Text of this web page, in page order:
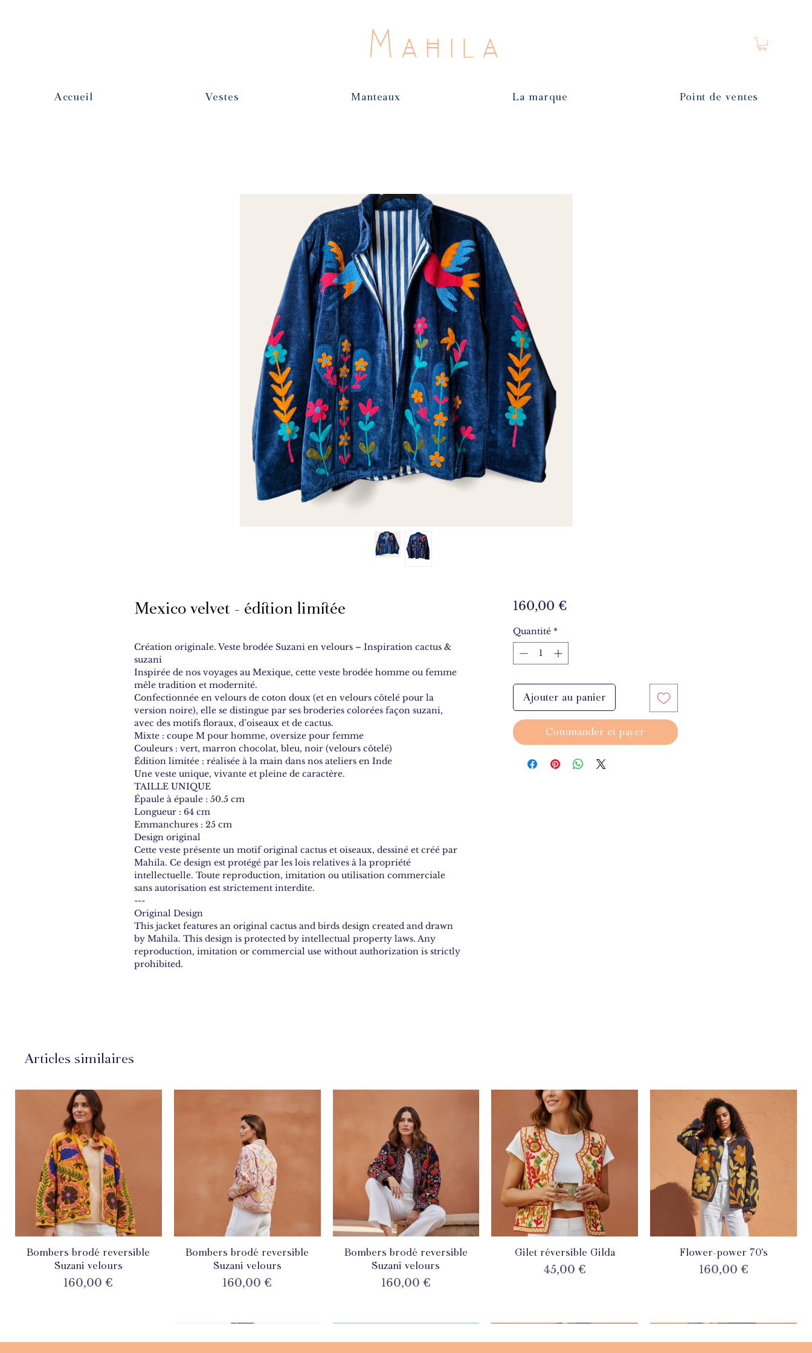
Mahila
Accueil Vestes Manteaux La marque Point de ventes
Mexico velvet - édition limitée
Création originale. Veste brodée Suzani en velours – Inspiration cactus &
suzani
Inspirée de nos voyages au Mexique, cette veste brodée homme ou femme
mêle tradition et modernité.
Confectionnée en velours de coton doux (et en velours côtelé pour la
version noire), elle se distingue par ses broderies colorées façon suzani,
avec des motifs floraux, d’oiseaux et de cactus.
Mixte : coupe M pour homme, oversize pour femme
Couleurs : vert, marron chocolat, bleu, noir (velours côtelé)
Édition limitée : réalisée à la main dans nos ateliers en Inde
Une veste unique, vivante et pleine de caractère.
TAILLE UNIQUE
Épaule à épaule : 50.5 cm
Longueur : 64 cm
Emmanchures : 25 cm
Design original
Cette veste présente un motif original cactus et oiseaux, dessiné et créé par
Mahila. Ce design est protégé par les lois relatives à la propriété
intellectuelle. Toute reproduction, imitation ou utilisation commerciale
sans autorisation est strictement interdite.
---
Original Design
This jacket features an original cactus and birds design created and drawn
by Mahila. This design is protected by intellectual property laws. Any
reproduction, imitation or commercial use without authorization is strictly
prohibited.
160,00 €Prix
Quantité *
Ajouter au panier
Commander et payer
Articles similaires
Aperçu rapide
Bombers brodé reversible
Suzani velours
Prix
160,00 €
Aperçu rapide
Bombers brodé reversible
Suzani velours
Prix
160,00 €
Aperçu rapide
Bombers brodé reversible
Suzani velours
Prix
160,00 €
Aperçu rapide
Gilet réversible Gilda
Prix
45,00 €
Aperçu rapide
Flower-power 70's
Prix
160,00 €